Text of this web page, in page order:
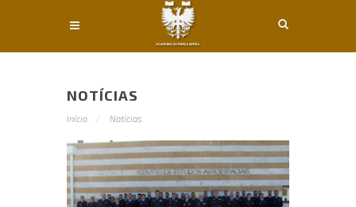
NOTÍCIAS
Início Notícias